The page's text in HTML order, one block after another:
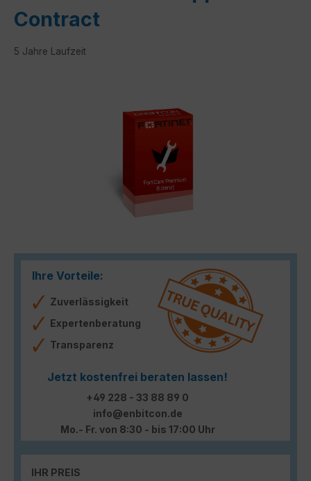
Contract
5 Jahre Laufzeit
Ihre Vorteile:
Zuverlässigkeit
Expertenberatung
Transparenz
Jetzt kostenfrei beraten lassen!
+49 228 - 33 88 89 0
info@enbitcon.de
Mo.- Fr. von 8:30 - bis 17:00 Uhr
IHR PREIS